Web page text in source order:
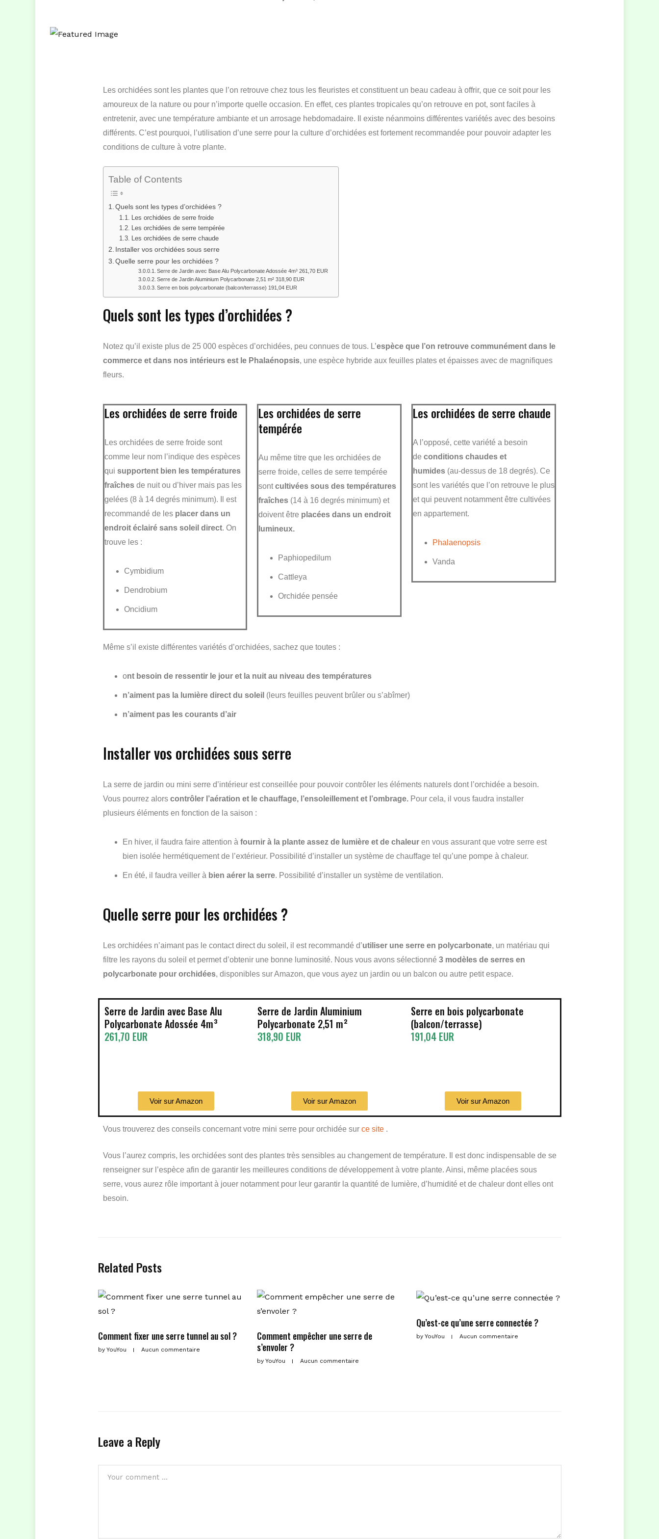
Les orchidées sont les plantes que l’on retrouve chez tous les fleuristes et constituent un beau cadeau à offrir, que ce soit pour les
amoureux de la nature ou pour n’importe quelle occasion. En effet, ces plantes tropicales qu’on retrouve en pot, sont faciles à
entretenir, avec une température ambiante et un arrosage hebdomadaire. Il existe néanmoins différentes variétés avec des besoins
différents. C’est pourquoi, l’utilisation d’une serre pour la culture d’orchidées est fortement recommandée pour pouvoir adapter les
conditions de culture à votre plante.
Table of Contents
Quels sont les types d’orchidées ?
Les orchidées de serre froide
Les orchidées de serre tempérée
Les orchidées de serre chaude
Installer vos orchidées sous serre
Quelle serre pour les orchidées ?
Serre de Jardin avec Base Alu Polycarbonate Adossée 4m³ 261,70 EUR
Serre de Jardin Aluminium Polycarbonate 2,51 m² 318,90 EUR
Serre en bois polycarbonate (balcon/terrasse) 191,04 EUR
Quels sont les types d’orchidées ?
Notez qu’il existe plus de 25 000 espèces d’orchidées, peu connues de tous. L’espèce que l’on retrouve communément dans le
commerce et dans nos intérieurs est le Phalaénopsis, une espèce hybride aux feuilles plates et épaisses avec de magnifiques
fleurs.
Les orchidées de serre froide
Les orchidées de serre froide sont
comme leur nom l’indique des espèces
qui supportent bien les températures
fraîchesde nuit ou d’hiver mais pas les
gelées (8 à 14 degrés minimum). Il est
recommandé de les placer dans un
endroit éclairé sans soleil direct. On
trouve les :
Cymbidium
Dendrobium
Oncidium
Les orchidées de serre
tempérée
Au même titre que les orchidées de
serre froide, celles de serre tempérée
sontcultivées sous des températures
fraîches (14 à 16 degrés minimum) et
doivent être placées dans un endroit
lumineux.
Paphiopedilum
Cattleya
Orchidée pensée
Les orchidées de serre chaude
A l’opposé, cette variété a besoin
deconditions chaudes et
humides (au-dessus de 18 degrés). Ce
sont les variétés que l’on retrouve le plus
et qui peuvent notamment être cultivées
en appartement.
Phalaenopsis
Vanda
Même s’il existe différentes variétés d’orchidées, sachez que toutes :
ont besoin de ressentir le jour et la nuit au niveau des températures
n’aiment pas la lumière direct du soleil (leurs feuilles peuvent brûler ou s’abîmer)
n’aiment pas les courants d’air
Installer vos orchidées sous serre
La serre de jardin ou mini serre d’intérieur est conseillée pour pouvoir contrôler les éléments naturels dont l’orchidée a besoin.
Vous pourrez alors contrôler l’aération et le chauffage, l’ensoleillement et l’ombrage.Pour cela, il vous faudra installer
plusieurs éléments en fonction de la saison :
En hiver, il faudra faire attention à fournir à la plante assez de lumière et de chaleuren vous assurant que votre serre est
bien isolée hermétiquement de l’extérieur. Possibilité d’installer un système de chauffage tel qu’une pompe à chaleur.
En été, il faudra veiller à bien aérer la serre. Possibilité d’installer un système de ventilation.
Quelle serre pour les orchidées ?
Les orchidées n’aimant pas le contact direct du soleil, il est recommandé d’utiliser une serre en polycarbonate, un matériau qui
filtre les rayons du soleil et permet d’obtenir une bonne luminosité. Nous vous avons sélectionné 3 modèles de serres en
polycarbonate pour orchidées, disponibles sur Amazon, que vous ayez un jardin ou un balcon ou autre petit espace.
Serre de Jardin avec Base Alu
Polycarbonate Adossée 4m³
261,70 EUR
Voir sur Amazon
Serre de Jardin Aluminium
Polycarbonate 2,51 m²
318,90 EUR
Voir sur Amazon
Serre en bois polycarbonate
(balcon/terrasse)
191,04 EUR
Voir sur Amazon
Vous trouverez des conseils concernant votre mini serre pour orchidée sur ce site .
Vous l’aurez compris, les orchidées sont des plantes très sensibles au changement de température. Il est donc indispensable de se
renseigner sur l’espèce afin de garantir les meilleures conditions de développement à votre plante. Ainsi, même placées sous
serre, vous aurez rôle important à jouer notamment pour leur garantir la quantité de lumière, d’humidité et de chaleur dont elles ont
besoin.
Related Posts
Comment fixer une serre tunnel au sol ?
byYouYou Aucun commentaire
Comment empêcher une serre de
s’envoler ?
by YouYou Aucun commentaire
Qu’est-ce qu’une serre connectée ?
by YouYou Aucun commentaire
Leave a Reply